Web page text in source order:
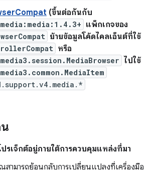
(ขึ้นต่อกันกับ
แพ็กเกจของ
ย้ายข้อมูลโค้ดไคลเอ็นต์ที่ใช้
หรือ
ไปใช้
ปรเจ็กต์อยู่ภายใต้การควบคุมแหล่งที่มา
สามารถย้อนกลับการเปลี่ยนแปลงที่เครื่องมือ